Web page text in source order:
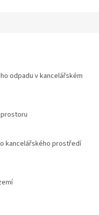
odpadu v kancelářském
kancelářského prostředí